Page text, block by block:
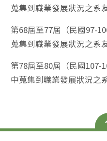
蒐集到職業發展狀況之系
第68屆至77屆（民國97-
蒐集到職業發展狀況之系
第78屆至80屆（民國107-
中蒐集到職業發展狀況之